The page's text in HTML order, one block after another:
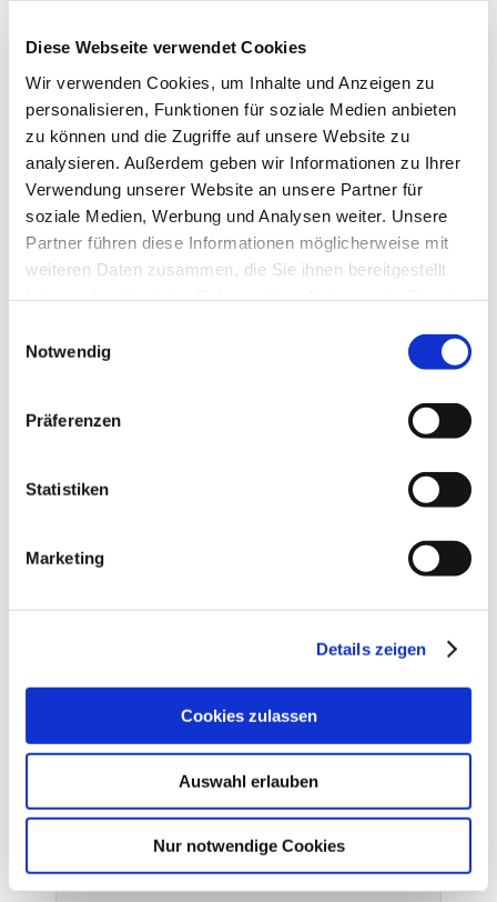
Diese Webseite verwendet Cookies
Wir verwenden Cookies, um Inhalte und Anzeigen zu
personalisieren, Funktionen für soziale Medien anbieten
zu können und die Zugriffe auf unsere Website zu
analysieren. Außerdem geben wir Informationen zu Ihrer
Verwendung unserer Website an unsere Partner für
soziale Medien, Werbung und Analysen weiter. Unsere
Partner führen diese Informationen möglicherweise mit
weiteren Daten zusammen, die Sie ihnen bereitgestellt
Notwendig
Präferenzen
Statistiken
Marketing
Details zeigen
Cookies zulassen
Auswahl erlauben
Nur notwendige Cookies
Oktober 2025
Februar 2025
November 2024
Juli 2024
Juni 2024
Januar 2024
Mai 2023
April 2023